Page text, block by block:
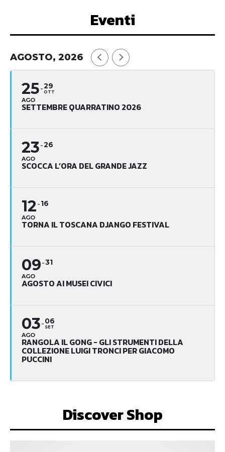
Eventi
AGOSTO, 2026
25
AGO
29
OTT
SETTEMBRE QUARRATINO 2026
23
AGO
26
SCOCCA L’ORA DEL GRANDE JAZZ
12
AGO
16
TORNA IL TOSCANA DJANGO FESTIVAL
09
AGO
31
AGOSTO AI MUSEI CIVICI
03
AGO
06
SET
RANGOLA IL GONG - GLI STRUMENTI DELLA
COLLEZIONE LUIGI TRONCI PER GIACOMO
PUCCINI
Discover Shop